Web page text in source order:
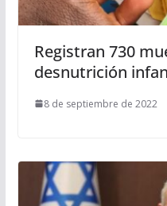
Registran 730
desnutrición
8 de septiembre de 2022